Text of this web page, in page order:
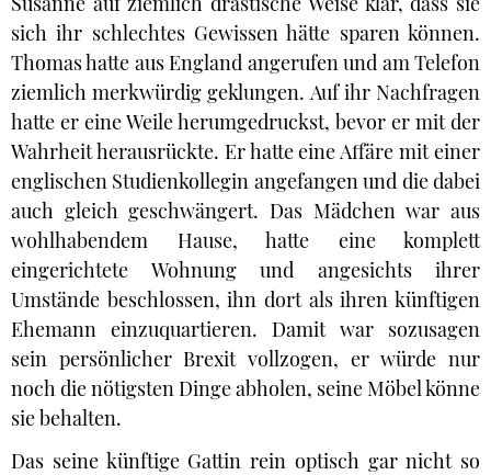
sich ihr schlechtes Gewissen hätte sparen können.
Thomas hatte aus England angerufen und am Telefon
ziemlich merkwürdig geklungen. Auf ihr Nachfragen
hatte er eine Weile herumgedruckst, bevor er mit der
Wahrheit herausrückte. Er hatte eine Affäre mit einer
englischen Studienkollegin angefangen und die dabei
auch gleich geschwängert. Das Mädchen war aus
wohlhabendem Hause, hatte eine komplett
eingerichtete Wohnung und angesichts ihrer
Umstände beschlossen, ihn dort als ihren künftigen
Ehemann einzuquartieren. Damit war sozusagen
sein persönlicher Brexit vollzogen, er würde nur
noch die nötigsten Dinge abholen, seine Möbel könne
sie behalten.
Das seine künftige Gattin rein optisch gar nicht so